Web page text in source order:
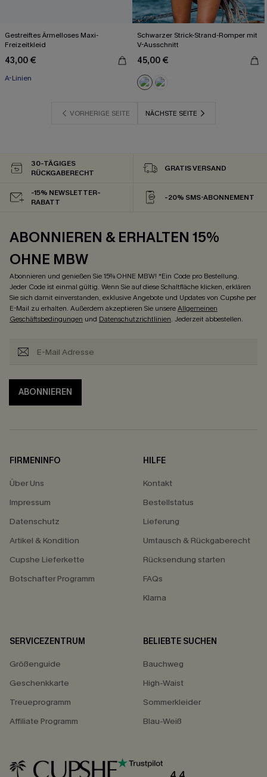
Gestreiftes Ärmelloses Maxi-
Freizeitkleid
43,00 €
A-Linien
Schwarzer Strick-Strand-Romper mit
V-Ausschnitt
45,00 €
VORHERIGE SEITE NÄCHSTE SEITE
30-TÄGIGES
RÜCKGABERECHT
GRATIS VERSAND
-15% NEWSLETTER-
RABATT
-20% SMS-ABONNEMENT
ABONNIEREN & ERHALTEN 15%
OHNE MBW
Abonnieren und genießen Sie 15% OHNE MBW! *Ein Code pro Bestellung.
Jeder Code ist einmal gültig. Wenn Sie auf diese Schaltfläche klicken, erklären
Sie sich damit einverstanden, exklusive Angebote und Updates von Cupshe per
E-Mail zu erhalten. Außerdem akzeptieren Sie unsereAllgemeinen
Geschäftsbedingungen und Datenschutzrichtlinien. Jederzeit abbestellen.
ABONNIEREN
FIRMENINFO
Über Uns
Impressum
Datenschutz
Artikel & Kondition
Cupshe Lieferkette
Botschafter Programm
HILFE
Kontakt
Bestellstatus
Lieferung
Umtausch & Rückgaberecht
Rücksendung starten
FAQs
Klarna
SERVICEZENTRUM
Größenguide
Geschenkkarte
Treueprogramm
Affiliate Programm
BELIEBTE SUCHEN
Bauchweg
High-Waist
Sommerkleider
Blau-Weiß